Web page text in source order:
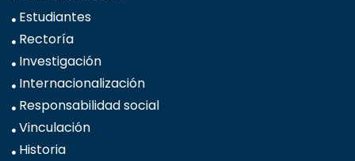
Estudiantes
Rectoría
Investigación
Internacionalización
Responsabilidad social
Vinculación
Historia